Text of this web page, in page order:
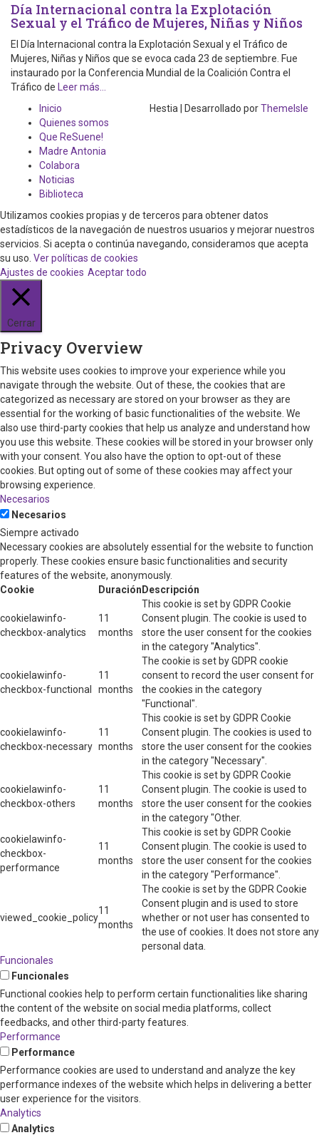
Día Internacional contra la Explotación
Sexual y el Tráfico de Mujeres, Niñas y Niños
El Día Internacional contra la Explotación Sexual y el Tráfico de
Mujeres, Niñas y Niños que se evoca cada 23 de septiembre. Fue
instaurado por la Conferencia Mundial de la Coalición Contra el
Tráfico de Leer más…
Inicio
Quienes somos
Que ReSuene!
Madre Antonia
Colabora
Noticias
Biblioteca
Hestia | Desarrollado porThemeIsle
Utilizamos cookies propias y de terceros para obtener datos
estadísticos de la navegación de nuestros usuarios y mejorar nuestros
servicios. Si acepta o continúa navegando, consideramos que acepta
su uso. Ver políticas de cookies
Ajustes de cookies Aceptar todo
Cerrar
Privacy Overview
This website uses cookies to improve your experience while you
navigate through the website. Out of these, the cookies that are
categorized as necessary are stored on your browser as they are
essential for the working of basic functionalities of the website. We
also use third-party cookies that help us analyze and understand how
you use this website. These cookies will be stored in your browser only
with your consent. You also have the option to opt-out of these
cookies. But opting out of some of these cookies may affect your
browsing experience.
Necesarios
Necesarios
Siempre activado
Necessary cookies are absolutely essential for the website to function
properly. These cookies ensure basic functionalities and security
features of the website, anonymously.
Cookie
Duración Descripción
cookielawinfo-
checkbox-analytics
11
months
This cookie is set by GDPR Cookie
Consent plugin. The cookie is used to
store the user consent for the cookies
in the category "Analytics".
cookielawinfo-
checkbox-functional
11
months
The cookie is set by GDPR cookie
consent to record the user consent for
the cookies in the category
"Functional".
cookielawinfo-
checkbox-necessary
11
months
This cookie is set by GDPR Cookie
Consent plugin. The cookies is used to
store the user consent for the cookies
in the category "Necessary".
cookielawinfo-
checkbox-others
11
months
This cookie is set by GDPR Cookie
Consent plugin. The cookie is used to
store the user consent for the cookies
in the category "Other.
cookielawinfo-
checkbox-
performance
11
months
This cookie is set by GDPR Cookie
Consent plugin. The cookie is used to
store the user consent for the cookies
in the category "Performance".
viewed_cookie_policy
11
months
The cookie is set by the GDPR Cookie
Consent plugin and is used to store
whether or not user has consented to
the use of cookies. It does not store any
personal data.
Funcionales
Funcionales
Functional cookies help to perform certain functionalities like sharing
the content of the website on social media platforms, collect
feedbacks, and other third-party features.
Performance
Performance
Performance cookies are used to understand and analyze the key
performance indexes of the website which helps in delivering a better
user experience for the visitors.
Analytics
Analytics